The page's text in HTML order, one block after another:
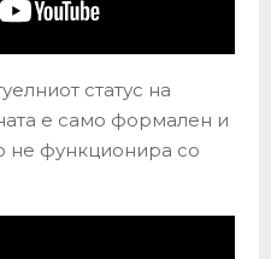
статус на
е само формален и
не функционира со